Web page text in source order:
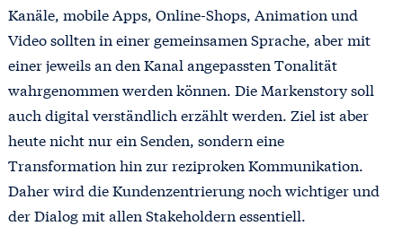
Kanäle, mobile Apps, Online-Shops, Animation und
Video sollten in einer gemeinsamen Sprache, aber mit
einer jeweils an den Kanal angepassten Tonalität
wahrgenommen werden können. Die Markenstory soll
auch digital verständlich erzählt werden. Ziel ist aber
heute nicht nur ein Senden, sondern eine
Transformation hin zur reziproken Kommunikation.
Daher wird die Kundenzentrierung noch wichtiger und
der Dialog mit allen Stakeholdern essentiell.